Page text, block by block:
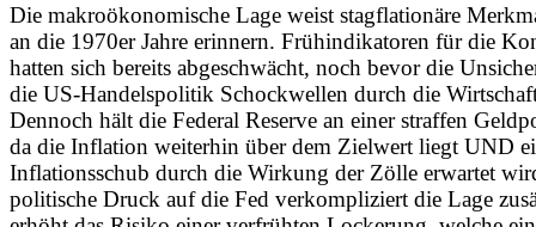
Die makroökonomische Lage weist stagflationäre
an die 1970er Jahre erinnern. Frühindikatoren für die
hatten sich bereits abgeschwächt, noch bevor die
die US-Handelspolitik Schockwellen durch die
Dennoch hält die Federal Reserve an einer straffen
da die Inflation weiterhin über dem Zielwert liegt UND
Inflationsschub durch die Wirkung der Zölle erwartet
politische Druck auf die Fed verkompliziert die Lage